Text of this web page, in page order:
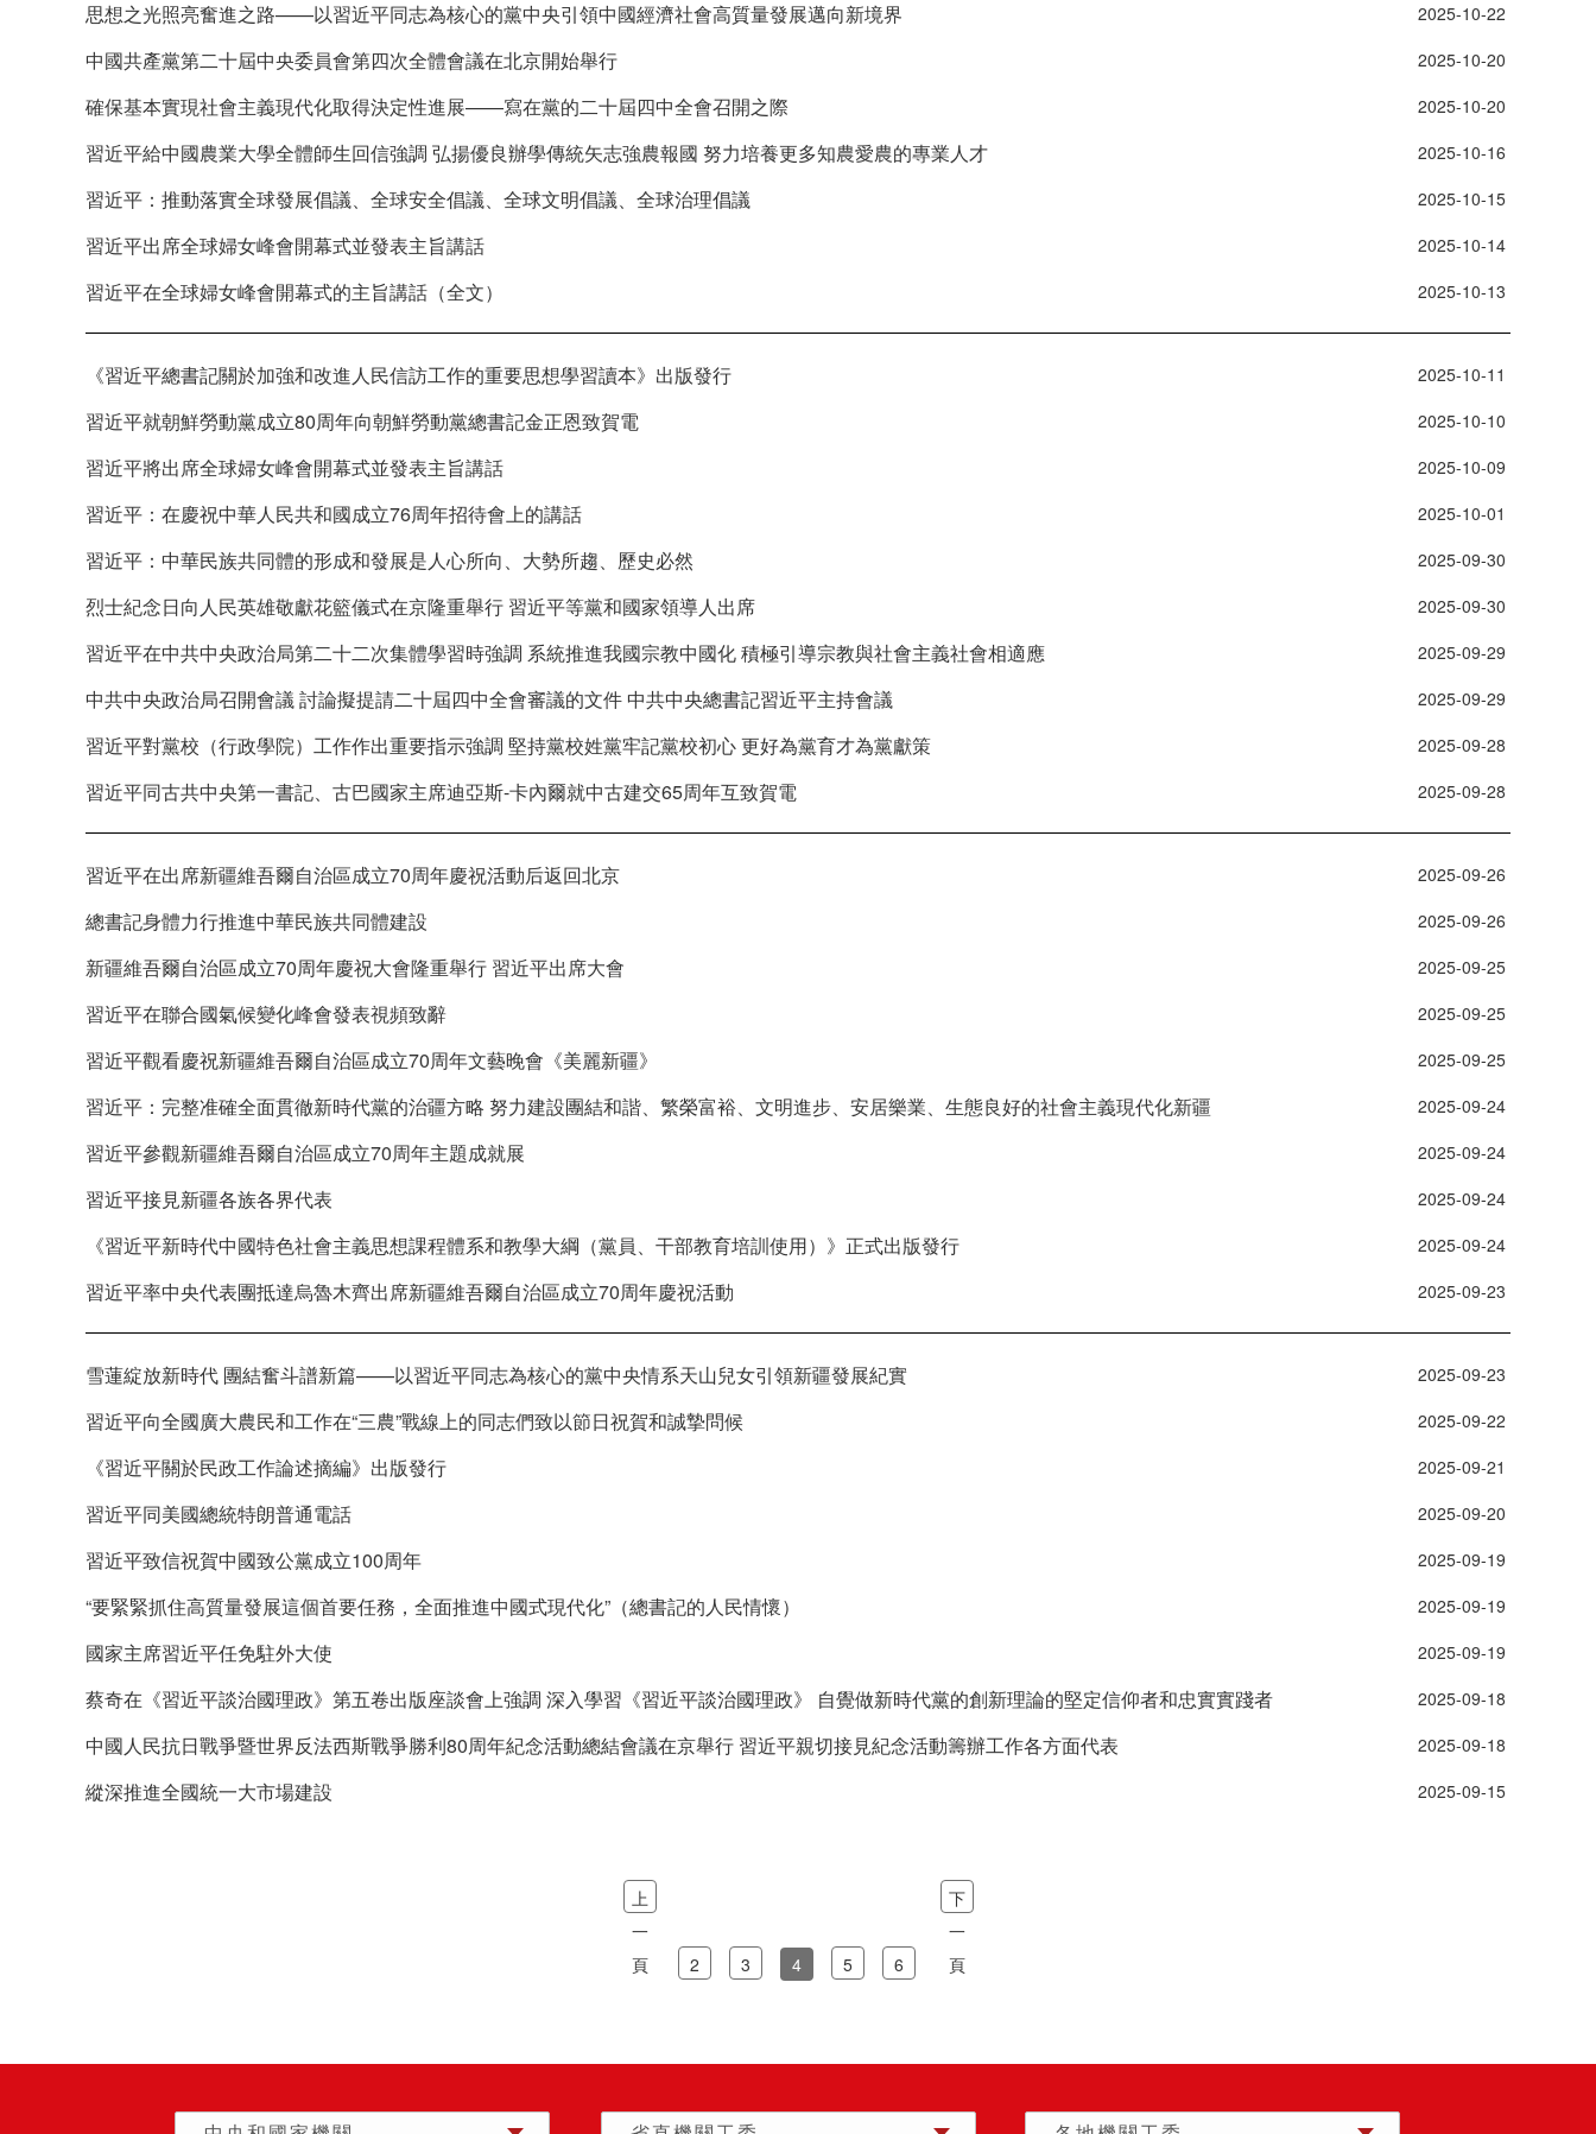
思想之光照亮奮進之路——以習近平同志為核心的黨中央引領中國經濟社會高質量發展邁向新境界 2025-10-22
中國共產黨第二十屆中央委員會第四次全體會議在北京開始舉行 2025-10-20
確保基本實現社會主義現代化取得決定性進展——寫在黨的二十屆四中全會召開之際 2025-10-20
習近平給中國農業大學全體師生回信強調 弘揚優良辦學傳統矢志強農報國 努力培養更多知農愛農的專業人才 2025-10-16
習近平：推動落實全球發展倡議、全球安全倡議、全球文明倡議、全球治理倡議 2025-10-15
習近平出席全球婦女峰會開幕式並發表主旨講話 2025-10-14
習近平在全球婦女峰會開幕式的主旨講話（全文） 2025-10-13
《習近平總書記關於加強和改進人民信訪工作的重要思想學習讀本》出版發行 2025-10-11
習近平就朝鮮勞動黨成立80周年向朝鮮勞動黨總書記金正恩致賀電 2025-10-10
習近平將出席全球婦女峰會開幕式並發表主旨講話 2025-10-09
習近平：在慶祝中華人民共和國成立76周年招待會上的講話 2025-10-01
習近平：中華民族共同體的形成和發展是人心所向、大勢所趨、歷史必然 2025-09-30
烈士紀念日向人民英雄敬獻花籃儀式在京隆重舉行 習近平等黨和國家領導人出席 2025-09-30
習近平在中共中央政治局第二十二次集體學習時強調 系統推進我國宗教中國化 積極引導宗教與社會主義社會相適應 2025-09-29
中共中央政治局召開會議 討論擬提請二十屆四中全會審議的文件 中共中央總書記習近平主持會議 2025-09-29
習近平對黨校（行政學院）工作作出重要指示強調 堅持黨校姓黨牢記黨校初心 更好為黨育才為黨獻策 2025-09-28
習近平同古共中央第一書記、古巴國家主席迪亞斯-卡內爾就中古建交65周年互致賀電 2025-09-28
習近平在出席新疆維吾爾自治區成立70周年慶祝活動后返回北京 2025-09-26
總書記身體力行推進中華民族共同體建設 2025-09-26
新疆維吾爾自治區成立70周年慶祝大會隆重舉行 習近平出席大會 2025-09-25
習近平在聯合國氣候變化峰會發表視頻致辭 2025-09-25
習近平觀看慶祝新疆維吾爾自治區成立70周年文藝晚會《美麗新疆》 2025-09-25
習近平：完整准確全面貫徹新時代黨的治疆方略 努力建設團結和諧、繁榮富裕、文明進步、安居樂業、生態良好的社會主義現代化新疆 2025-09-24
習近平參觀新疆維吾爾自治區成立70周年主題成就展 2025-09-24
習近平接見新疆各族各界代表 2025-09-24
《習近平新時代中國特色社會主義思想課程體系和教學大綱（黨員、干部教育培訓使用）》正式出版發行 2025-09-24
習近平率中央代表團抵達烏魯木齊出席新疆維吾爾自治區成立70周年慶祝活動 2025-09-23
雪蓮綻放新時代 團結奮斗譜新篇——以習近平同志為核心的黨中央情系天山兒女引領新疆發展紀實 2025-09-23
習近平向全國廣大農民和工作在“三農”戰線上的同志們致以節日祝賀和誠摯問候 2025-09-22
《習近平關於民政工作論述摘編》出版發行 2025-09-21
習近平同美國總統特朗普通電話 2025-09-20
習近平致信祝賀中國致公黨成立100周年 2025-09-19
“要緊緊抓住高質量發展這個首要任務，全面推進中國式現代化”（總書記的人民情懷） 2025-09-19
國家主席習近平任免駐外大使 2025-09-19
蔡奇在《習近平談治國理政》第五卷出版座談會上強調 深入學習《習近平談治國理政》 自覺做新時代黨的創新理論的堅定信仰者和忠實實踐者 2025-09-18
中國人民抗日戰爭暨世界反法西斯戰爭勝利80周年紀念活動總結會議在京舉行 習近平親切接見紀念活動籌辦工作各方面代表 2025-09-18
縱深推進全國統一大市場建設 2025-09-15
上
一
頁
2 3 4 5 6
下
一
頁